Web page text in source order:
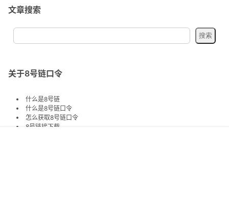
文章搜索
关于8号链口令
什么是8号链
什么是8号链口令
怎么获取8号链口令
8号链接下载